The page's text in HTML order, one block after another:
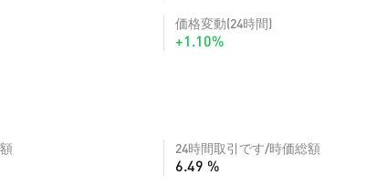
価格変動(24時間)
+1.10%
24時間取引です/時価総額
6.49 %